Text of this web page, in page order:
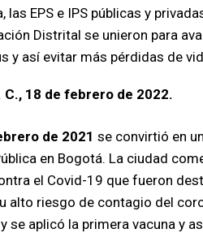
las EPS e IPS públicas y
Distrital se unieron para
y así evitar más pérdidas de
C., 18 de febrero de 2022.
de 2021 se convirtió en
en Bogotá. La ciudad
el Covid-19 que fueron
alto riesgo de contagio del
se aplicó la primera vacuna y